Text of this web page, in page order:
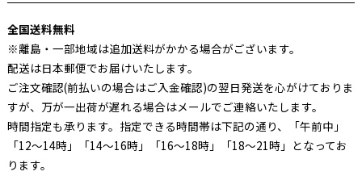
全国送料無料
※離島・一部地域は追加送料がかかる場合がございます。
配送は日本郵便でお届けいたします。
ご注文確認(前払いの場合はご入金確認)の翌日発送を心がけておりま
すが、万が一出荷が遅れる場合はメールでご連絡いたします。
時間指定も承ります。指定できる時間帯は下記の通り、「午前中」
「12～14時」「14～16時」「16～18時」「18～21時」となってお
ります。